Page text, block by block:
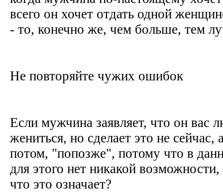
всего он хочет отдать одной
- то, конечно же, чем больше, тем
Не повторяйте чужих ошибок
Если мужчина заявляет, что он вас
жениться, но сделает это не сейчас,
потом, "попозже", потому что в
для этого нет никакой
что это означает?